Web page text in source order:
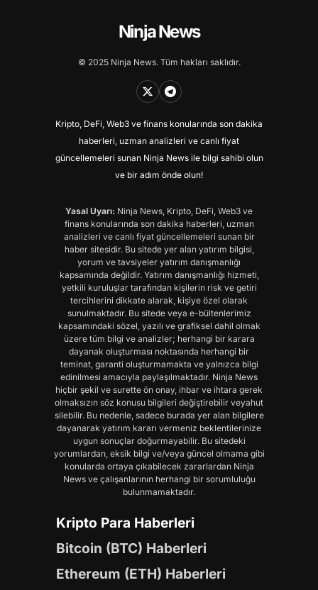
Ninja News
© 2025 Ninja News. Tüm hakları saklıdır.
Kripto, DeFi, Web3 ve finans konularında son dakika
haberleri, uzman analizleri ve canlı fiyat
güncellemeleri sunan Ninja News ile bilgi sahibi olun
ve bir adım önde olun!
Yasal Uyarı: Ninja News, Kripto, DeFi, Web3 ve
finans konularında son dakika haberleri, uzman
analizleri ve canlı fiyat güncellemeleri sunan bir
haber sitesidir. Bu sitede yer alan yatırım bilgisi,
yorum ve tavsiyeler yatırım danışmanlığı
kapsamında değildir. Yatırım danışmanlığı hizmeti,
yetkili kuruluşlar tarafından kişilerin risk ve getiri
tercihlerini dikkate alarak, kişiye özel olarak
sunulmaktadır. Bu sitede veya e-bültenlerimiz
kapsamındaki sözel, yazılı ve grafiksel dahil olmak
üzere tüm bilgi ve analizler; herhangi bir karara
dayanak oluşturması noktasında herhangi bir
teminat, garanti oluşturmamakta ve yalnızca bilgi
edinilmesi amacıyla paylaşılmaktadır. Ninja News
hiçbir şekil ve surette ön onay, ihbar ve ihtara gerek
olmaksızın söz konusu bilgileri değiştirebilir veyahut
silebilir. Bu nedenle, sadece burada yer alan bilgilere
dayanarak yatırım kararı vermeniz beklentilerinize
uygun sonuçlar doğurmayabilir. Bu sitedeki
yorumlardan, eksik bilgi ve/veya güncel olmama gibi
konularda ortaya çıkabilecek zararlardan Ninja
News ve çalışanlarının herhangi bir sorumluluğu
bulunmamaktadır.
Kripto Para Haberleri
Bitcoin (BTC) Haberleri
Ethereum (ETH) Haberleri